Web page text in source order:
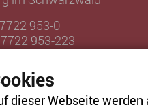
953-0
953-223
dieser Webseite